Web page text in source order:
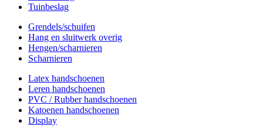
Tuinbeslag
Grendels/schuifen
Hang en sluitwerk overig
Hengen/scharnieren
Scharnieren
Latex handschoenen
Leren handschoenen
PVC / Rubber handschoenen
Katoenen handschoenen
Display